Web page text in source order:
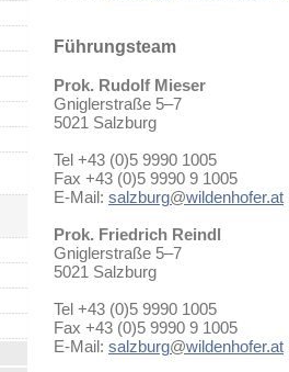
Führungsteam
Prok. Rudolf Mieser
Gniglerstraße 5–7
5021 Salzburg
Tel +43 (0)5 9990 1005
Fax +43 (0)5 9990 9 1005
E-Mail: salzburg@wildenhofer.at
Prok. Friedrich Reindl
Gniglerstraße 5–7
5021 Salzburg
Tel +43 (0)5 9990 1005
Fax +43 (0)5 9990 9 1005
E-Mail: salzburg@wildenhofer.at